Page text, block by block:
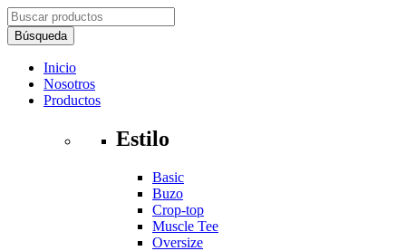
Inicio
Nosotros
Productos
Estilo
Basic
Buzo
Crop-top
Muscle Tee
Oversize